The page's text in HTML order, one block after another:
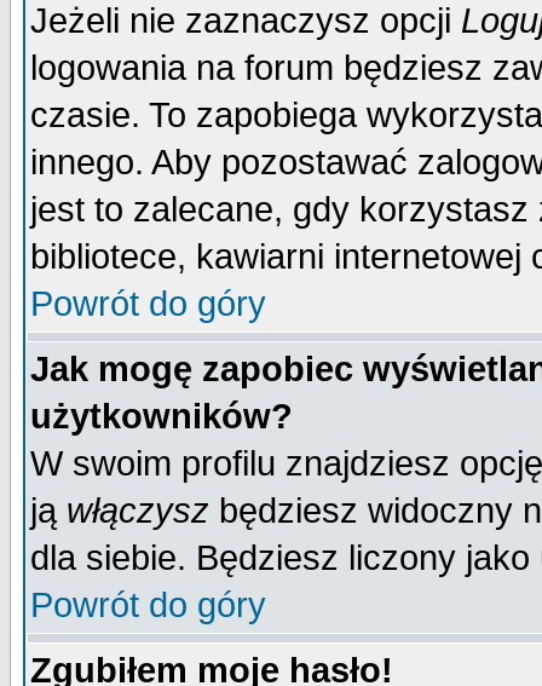
Jeżeli nie zaznaczysz opcji
logowania na forum będziesz
czasie. To zapobiega
innego. Aby pozostawać
jest to zalecane, gdy
bibliotece, kawiarni internetowej
Powrót do góry
Jak mogę zapobiec
użytkowników?
W swoim profilu znajdziesz
ją włączysz będziesz widoczny
dla siebie. Będziesz liczony
Powrót do góry
Zgubiłem moje hasło!